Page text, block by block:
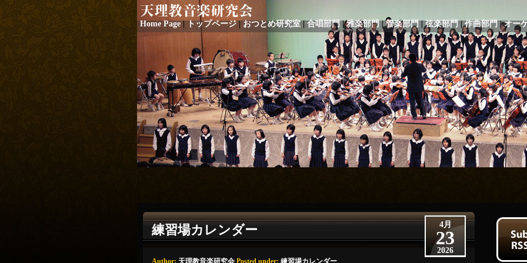
Home Page |トップページ |おつとめ研究室 |合唱部門 |雅楽部門 |管楽部門 |弦楽部門 |作曲部門 |オー
4月
23
2026
練習場カレンダー
Author: 天理教音楽研究会 Posted under: 練習場カレンダー